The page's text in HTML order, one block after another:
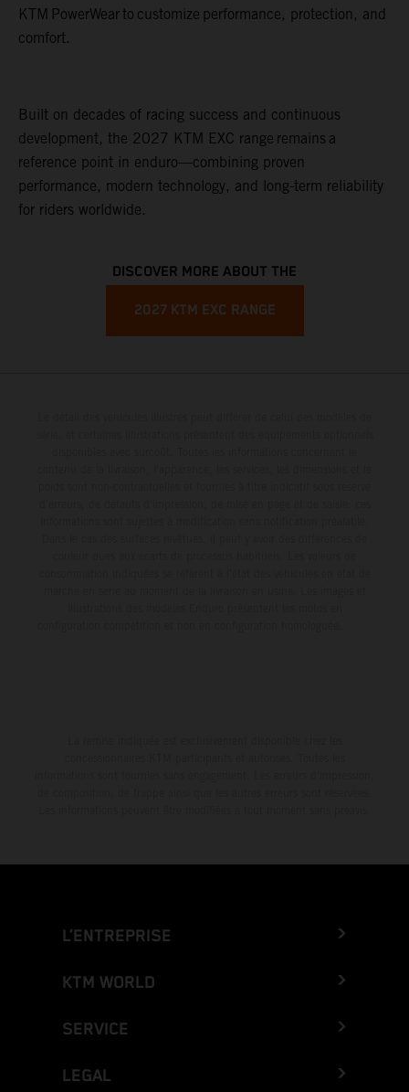
KTM PowerWear to customize performance, protection, and
comfort.
Built on decades of racing success and continuous
development, the 2027 KTM EXC range remains a
reference point in enduro—combining proven
performance, modern technology, and long-term reliability
for riders worldwide.
DISCOVER MORE ABOUT THE
2027 KTM EXC RANGE
L’ENTREPRISE
KTM WORLD
SERVICE
LEGAL